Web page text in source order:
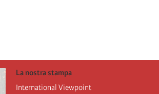
La nostra stampa
International Viewpoint